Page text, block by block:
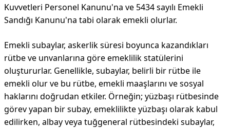
Kuvvetleri Personel Kanunu'na ve 5434 sayılı Emekli
Sandığı Kanunu'na tabi olarak emekli olurlar.
Emekli subaylar, askerlik süresi boyunca kazandıkları
rütbe ve unvanlarına göre emeklilik statülerini
oluştururlar. Genellikle, subaylar, belirli bir rütbe ile
emekli olur ve bu rütbe, emekli maaşlarını ve sosyal
haklarını doğrudan etkiler. Örneğin; yüzbaşı rütbesinde
görev yapan bir subay, emeklilikte yüzbaşı olarak kabul
edilirken, albay veya tuğgeneral rütbesindeki subaylar,